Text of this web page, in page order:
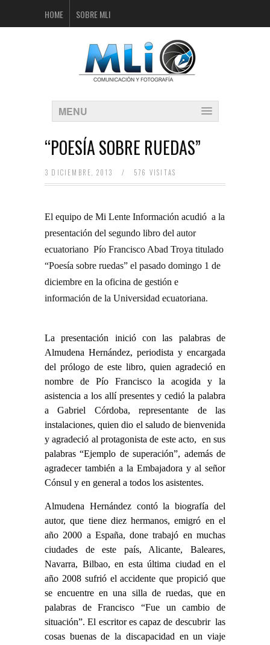
HOME SOBRE MLI
MENU
“POESÍA SOBRE RUEDAS”
3 DICIEMBRE, 2013 / 576 VISITAS
El equipo de Mi Lente Información acudió a la
presentación del segundo libro del autor
ecuatoriano Pío Francisco Abad Troya titulado
“Poesía sobre ruedas” el pasado domingo 1 de
diciembre en la oficina de gestión e
información de la Universidad ecuatoriana.
La presentación inició con las palabras de
Almudena Hernández, periodista y encargada
del prólogo de este libro, quien agradeció en
nombre de Pío Francisco la acogida y la
asistencia a los allí presentes y cedió la palabra
a Gabriel Córdoba, representante de las
instalaciones, quien dio el saludo de bienvenida
y agradeció al protagonista de este acto, en sus
palabras “Ejemplo de superación”, además de
agradecer también a la Embajadora y al señor
Cónsul y en general a todos los asistentes.
Almudena Hernández contó la biografía del
autor, que tiene diez hermanos, emigró en el
año 2000 a España, done trabajó en muchas
ciudades de este país, Alicante, Baleares,
Navarra, Bilbao, en esta última ciudad en el
año 2008 sufrió el accidente que propició que
se encuentre en una silla de ruedas, que en
palabras de Francisco “Fue un cambio de
situación”. El escritor es capaz de descubrir las
cosas buenas de la discapacidad en un viaje